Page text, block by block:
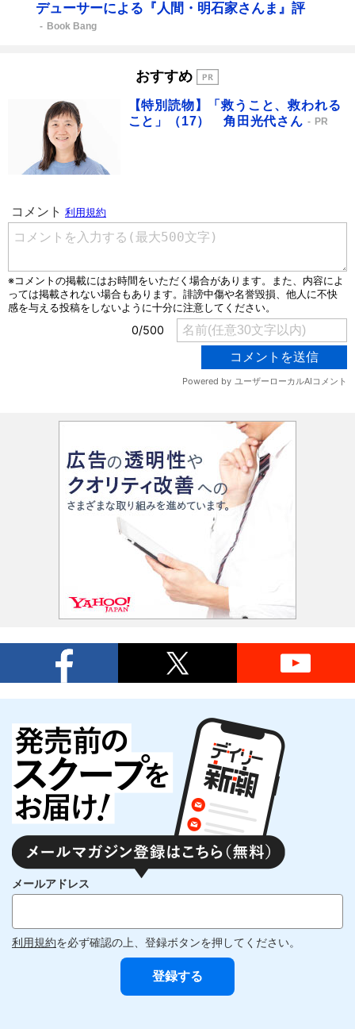
デューサーによる『人間・明石家さんま』評
Book Bang
おすすめ
【特別読物】「救うこと、救われる
こと」（17） 角田光代さん
PR
メールアドレス
利用規約を必ず確認の上、登録ボタンを押してください。